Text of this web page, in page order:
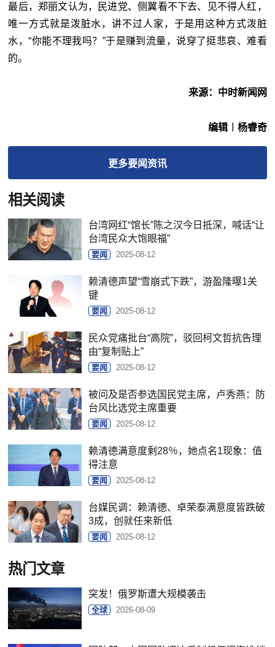
最后，郑丽文认为，民进党、侧翼看不下去、见不得人红，
唯一方式就是泼脏水，讲不过人家，于是用这种方式泼脏
水，“你能不理我吗？”于是赚到流量，说穿了挺悲哀、难看
的。
来源：中时新闻网
编辑︱杨睿奇
更多要闻资讯
相关阅读
台湾网红“馆长”陈之汉今日抵深，喊话“让
台湾民众大饱眼福”
要闻 2025-08-12
赖清德声望“雪崩式下跌”，游盈隆曝1关
键
要闻 2025-08-12
民众党痛批台“高院”，驳回柯文哲抗告理
由“复制贴上”
要闻 2025-08-12
被问及是否参选国民党主席，卢秀燕：防
台风比选党主席重要
要闻 2025-08-12
赖清德满意度剩28％，她点名1现象：值
得注意
要闻 2025-08-12
台媒民调：赖清德、卓荣泰满意度皆跌破
3成，创就任来新低
要闻 2025-08-12
热门文章
突发！俄罗斯遭大规模袭击
全球 2026-08-09